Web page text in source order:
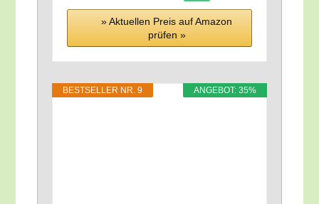
» Aktu­el­len Preis auf Ama­zon
prü­fen »
ANGE­BOT: 35%
BEST­SEL­LER NR. 9